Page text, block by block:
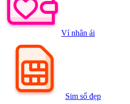
Ví nhân ái
Sim số đẹp